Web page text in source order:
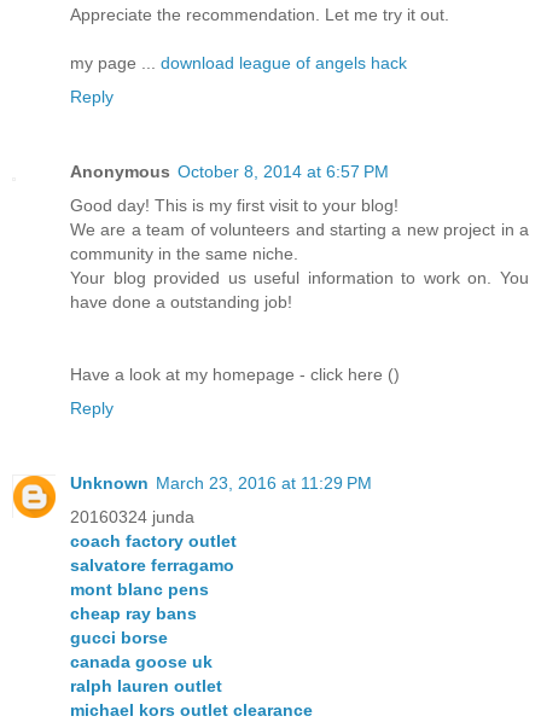
Appreciate the recommendation. Let me try it out.
my page ... download league of angels hack
Reply
Anonymous October 8, 2014 at 6:57 PM
Good day! This is my first visit to your blog!
We are a team of volunteers and starting a new project in a
community in the same niche.
Your blog provided us useful information to work on. You
have done a outstanding job!
Have a look at my homepage - click here ()
Reply
Unknown March 23, 2016 at 11:29 PM
20160324 junda
coach factory outlet
salvatore ferragamo
mont blanc pens
cheap ray bans
gucci borse
canada goose uk
ralph lauren outlet
michael kors outlet clearance